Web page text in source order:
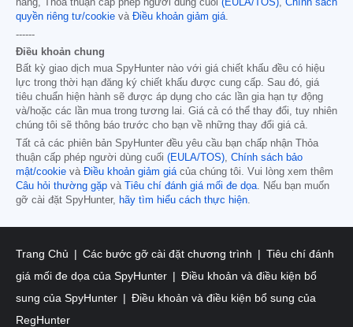
quyền riêng tư/cookie và Điều khoản giảm giá
------
Điều khoản chung
Bất kỳ giao dịch mua SpyHunter nào với giá chiết khấu đều có hiệu
lực trong thời hạn đăng ký chiết khấu được cung cấp. Sau đó, giá
tiêu chuẩn hiện hành sẽ được áp dụng cho các lần gia hạn tự động
và/hoặc các lần mua trong tương lai. Giá cả có thể thay đổi, tuy nhiên
chúng tôi sẽ thông báo trước cho bạn về những thay đổi giá cả.
Tất cả các phiên bản SpyHunter đều yêu cầu bạn chấp nhận Thỏa
thuận cấp phép người dùng cuối (EULA/TOS) Chính sách bảo
mật/cookie và Điều khoản giảm giá của chúng tôi. Vui lòng xem thêm
Câu hỏi thường gặp và Tiêu chí đánh giá mối đe dọa . Nếu bạn muốn
gỡ cài đặt SpyHunter,
hãy tìm hiểu cách thực hiện
Trang Chủ Các bước gỡ cài đặt chương trình
Tiêu chí đánh
giá mối đe dọa của SpyHunter
Điều khoản và điều kiện bổ
sung của SpyHunter
Điều khoản và điều kiện bổ sung của
RegHunter